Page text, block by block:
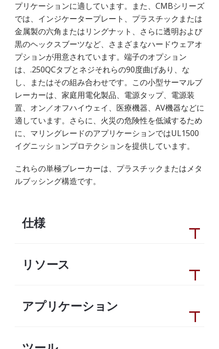
プリケーションに適しています。また、CMBシリーズ
では、インジケータープレート、プラスチックまたは
金属製の六角またはリングナット、さらに透明および
黒のヘックスブーツなど、さまざまなハードウェアオ
プションが用意されています。端子のオプション
は、.250QCタブとネジそれらの90度曲げあり、な
し、またはその組み合わせです。この小型サーマルブ
レーカーは、家庭用電化製品、電源タップ、電源装
置、オン／オフハイウェイ、医療機器、AV機器などに
適しています。さらに、火災の危険性を低減するため
に、マリングレードのアプリケーションではUL1500
イグニッションプロテクションを提供しています。
これらの単極ブレーカーは、プラスチックまたはメタ
ルブッシング構造です。
仕様
リソース
アプリケーション